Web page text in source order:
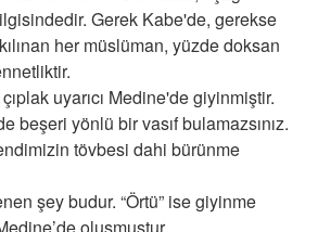
Gerek Kabe'de, gerekse
her müslüman, yüzde doksan
uyarıcı Medine'de giyinmiştir.
beşeri yönlü bir vasıf bulamazsınız.
tövbesi dahi bürünme
şey budur. “Örtü” ise giyinme